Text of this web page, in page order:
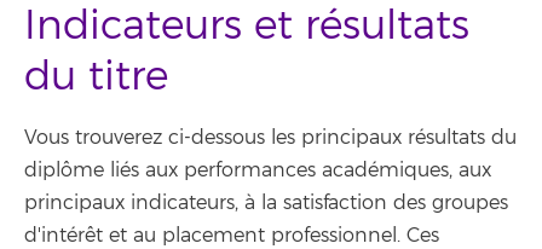
Indicateurs et résultats
du titre
Vous trouverez ci-dessous les principaux résultats du
diplôme liés aux performances académiques, aux
principaux indicateurs, à la satisfaction des groupes
d'intérêt et au placement professionnel. Ces